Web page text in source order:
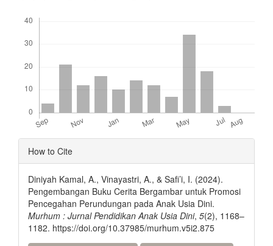
Article
Details
How to Cite
Diniyah Kamal, A., Vinayastri, A., & Safi’i, I. (2024).
Pengembangan Buku Cerita Bergambar untuk Promosi
Pencegahan Perundungan pada Anak Usia Dini.
Murhum : Jurnal Pendidikan Anak Usia Dini, 5(2), 1168–
1182. https://doi.org/10.37985/murhum.v5i2.875